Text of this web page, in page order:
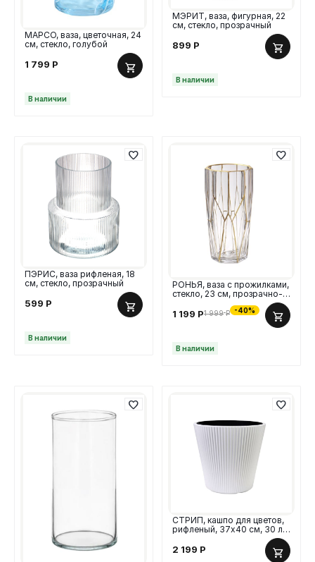
МАРСО, ваза, цветочная, 24
см, стекло, голубой
1 799 Р
В наличии
МЭРИТ, ваза, фигурная, 22
см, стекло, прозрачный
899 Р
В наличии
ПЭРИС, ваза рифленая, 18
см, стекло, прозрачный
599 Р
В наличии
РОНЬЯ, ваза с прожилками,
стекло, 23 см, прозрачно-
1 199 Р1 999 Р -40%
В наличии
СТРИП, кашпо для цветов,
рифленый, 37х40 см, 30 л,
2 199 Р